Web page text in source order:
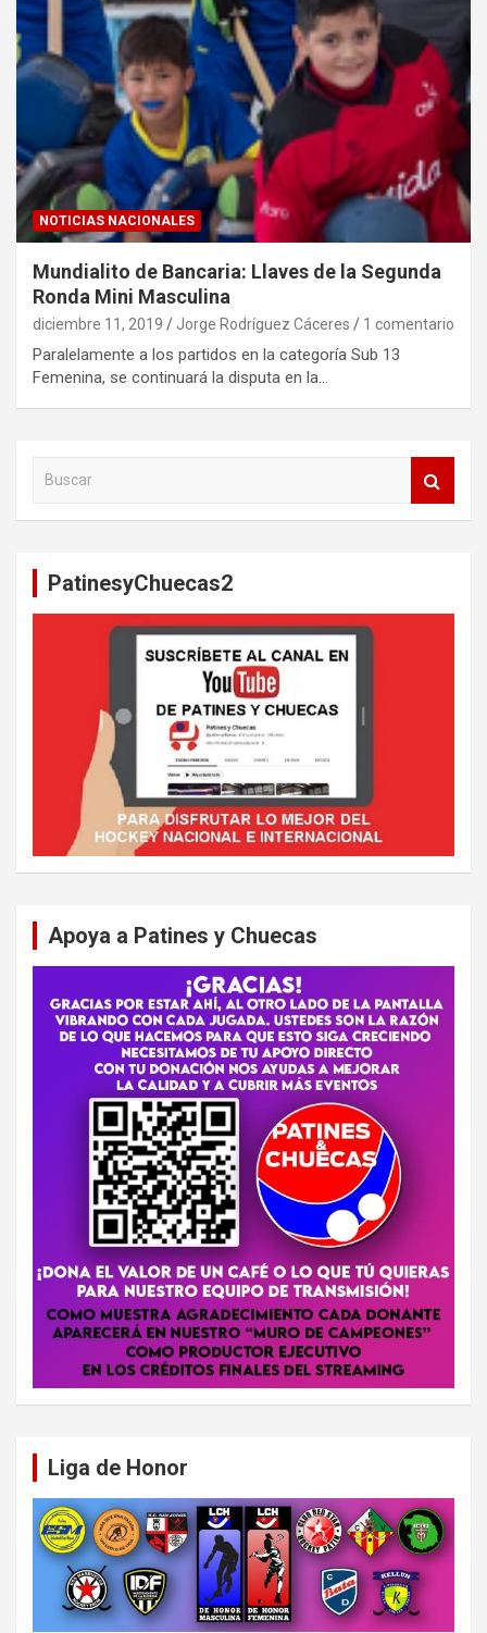
NOTICIAS NACIONALES
Mundialito de Bancaria: Llaves de la Segunda
Ronda Mini Masculina
diciembre 11, 2019 Jorge Rodríguez Cáceres 1 comentario
Paralelamente a los partidos en la categoría Sub 13
Femenina, se continuará la disputa en la…
PatinesyChuecas2
Apoya a Patines y Chuecas
Liga de Honor